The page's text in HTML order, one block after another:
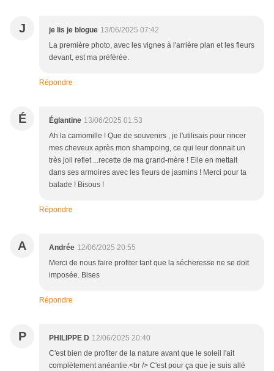
J je lis je blogue 13/06/2025 07:42
La première photo, avec les vignes à l'arrière plan et les fleurs
devant, est ma préférée.
Répondre
É Églantine 13/06/2025 01:53
Ah la camomille ! Que de souvenirs , je l'utilisais pour rincer
mes cheveux après mon shampoing, ce qui leur donnait un
très joli reflet ...recette de ma grand-mère ! Elle en mettait
dans ses armoires avec les fleurs de jasmins ! Merci pour ta
balade ! Bisous !
Répondre
A Andrée 12/06/2025 20:55
Merci de nous faire profiter tant que la sécheresse ne se doit
imposée. Bises
Répondre
P PHILIPPE D 12/06/2025 20:40
C'est bien de profiter de la nature avant que le soleil l'ait
complètement anéantie.<br /> C'est pour ça que je suis allé